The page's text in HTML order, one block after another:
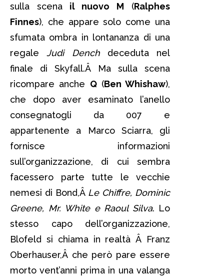
sulla scenail nuovo M (Ralphes
Finnes), che appare solo come una
sfumata ombra in lontananza di una
regaleJudi Dench deceduta nel
finale di Skyfall.Â Ma sulla scena
ricompare anche Q(Ben Whishaw),
che dopo aver esaminato l’anello
consegnatogli da 007 e
appartenente a Marco Sciarra, gli
fornisce informazioni
sull’organizzazione, di cui sembra
facessero parte tutte le vecchie
nemesi di Bond,Â Le Chiffre, Dominic
Greene, Mr. White e Raoul Silva. Lo
stesso capo dell’organizzazione,
Blofeld si chiama in realtà Â Franz
Oberhauser,Â che però pare essere
morto vent’anni prima in una valanga